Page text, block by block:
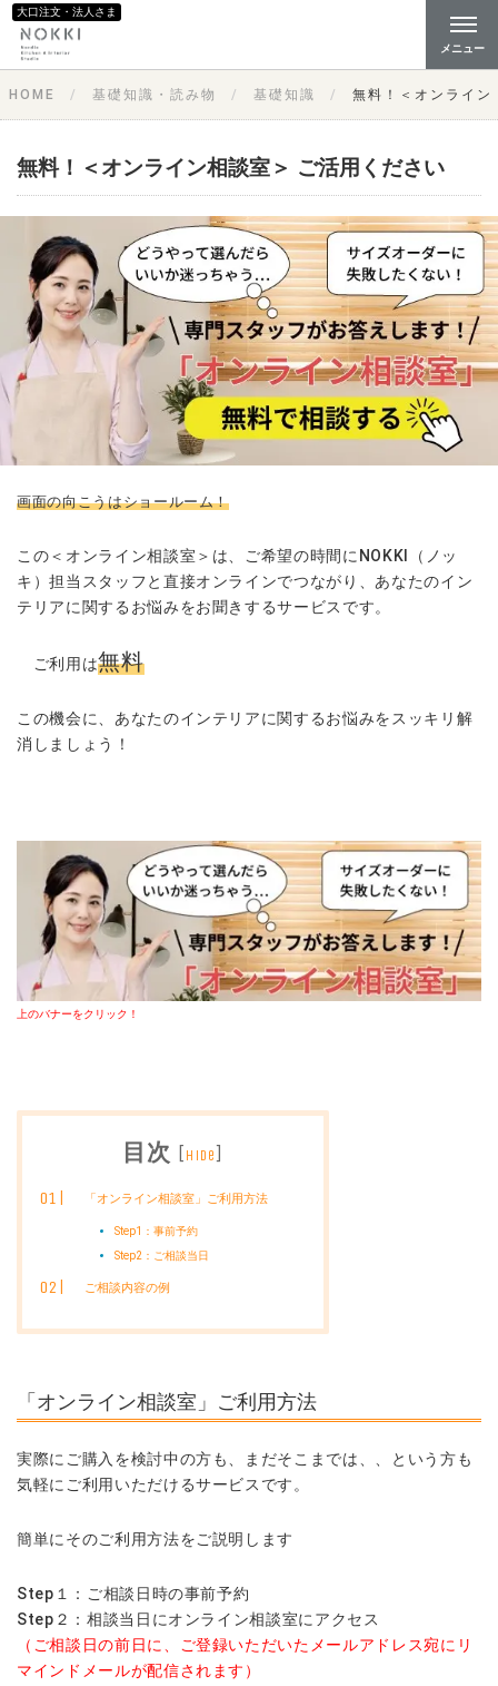
大口注文・法人さま
メニュー
HOME 基礎知識・読み物 基礎知識 無料！＜オンライ
無料！＜オンライン相談室＞ ご活用ください
画面の向こうはショールーム！
この＜オンライン相談室＞は、ご希望の時間にNOKKI（ノッ
キ）担当スタッフと直接オンラインでつながり、あなたのイン
テリアに関するお悩みをお聞きするサービスです。
ご利用は無料
この機会に、あなたのインテリアに関するお悩みをスッキリ解
消しましょう！
上のバナーをクリック！
目次 [hide]
「オンライン相談室」ご利用方法
Step1：事前予約
Step2：ご相談当日
ご相談内容の例
「オンライン相談室」ご利用方法
実際にご購入を検討中の方も、まだそこまでは、、という方も
気軽にご利用いただけるサービスです。
簡単にそのご利用方法をご説明します
Step１：ご相談日時の事前予約
Step２：相談当日にオンライン相談室にアクセス
（ご相談日の前日に、ご登録いただいたメールアドレス宛にリ
マインドメールが配信されます）